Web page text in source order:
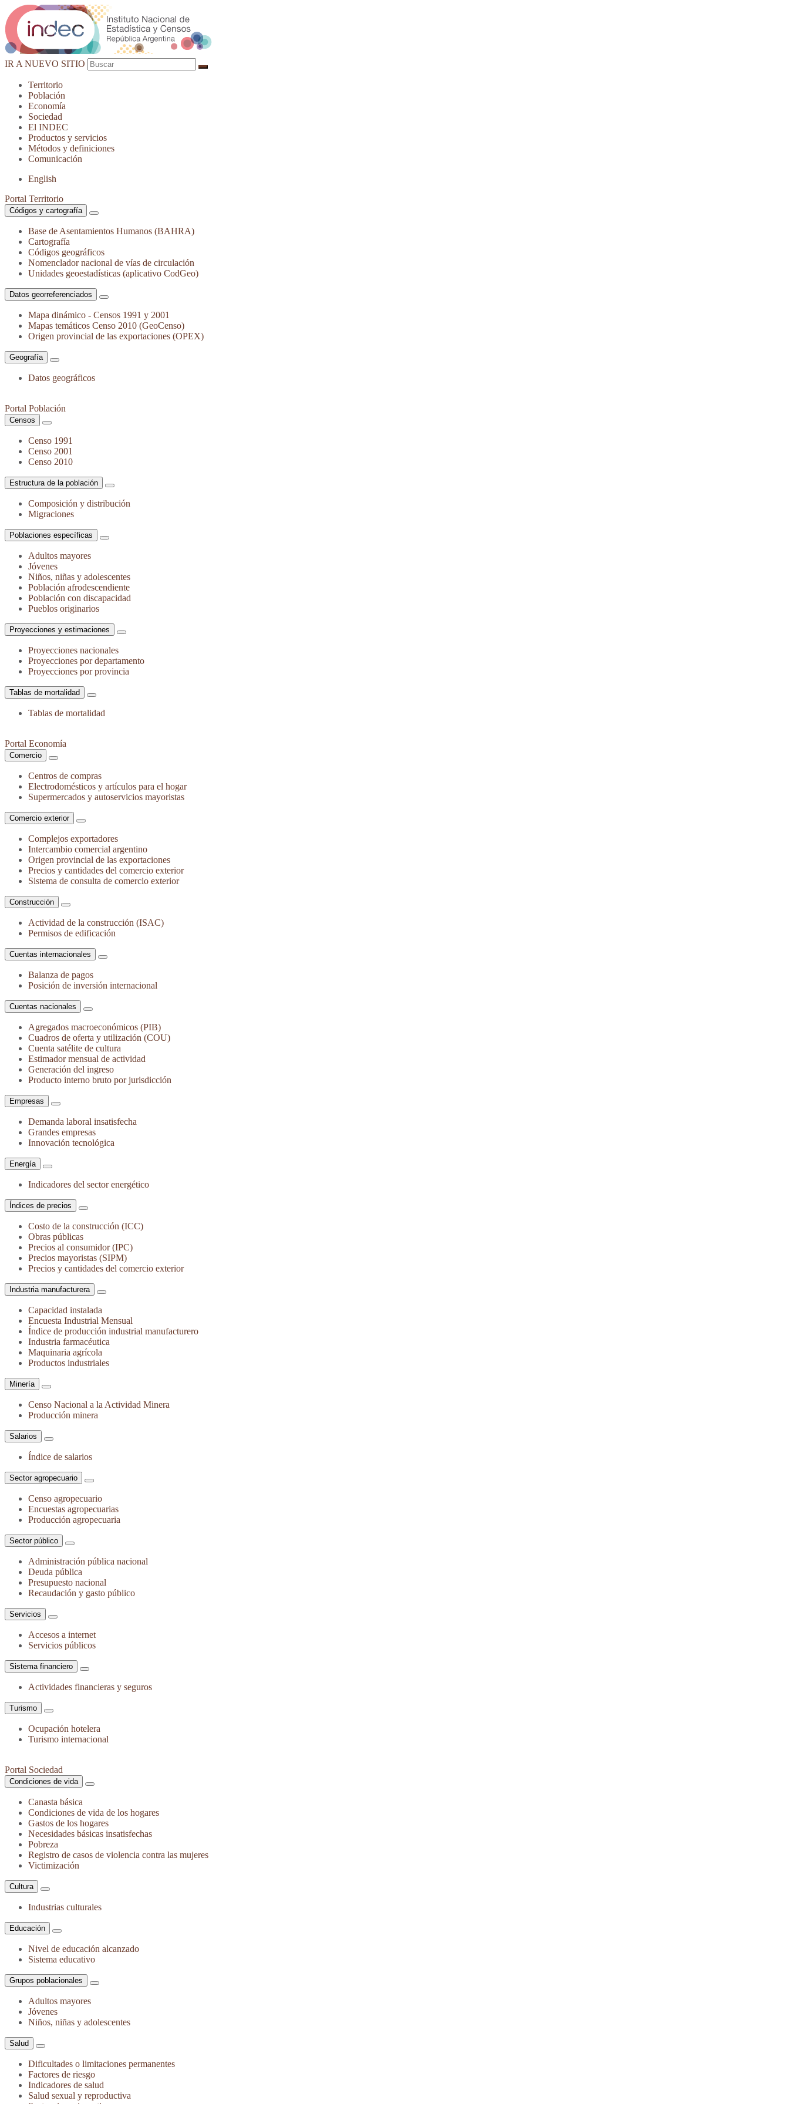
IR A NUEVO SITIO
Territorio
Población
Economía
Sociedad
El INDEC
Productos y servicios
Métodos y definiciones
Comunicación
English
Portal Territorio
Códigos y cartografía
Base de Asentamientos Humanos (BAHRA)
Cartografía
Códigos geográficos
Nomenclador nacional de vías de circulación
Unidades geoestadísticas (aplicativo CodGeo)
Datos georreferenciados
Mapa dinámico - Censos 1991 y 2001
Mapas temáticos Censo 2010 (GeoCenso)
Origen provincial de las exportaciones (OPEX)
Geografía
Datos geográficos
Portal Población
Censos
Censo 1991
Censo 2001
Censo 2010
Estructura de la población
Composición y distribución
Migraciones
Poblaciones específicas
Adultos mayores
Jóvenes
Niños, niñas y adolescentes
Población afrodescendiente
Población con discapacidad
Pueblos originarios
Proyecciones y estimaciones
Proyecciones nacionales
Proyecciones por departamento
Proyecciones por provincia
Tablas de mortalidad
Tablas de mortalidad
Portal Economía
Comercio
Centros de compras
Electrodomésticos y artículos para el hogar
Supermercados y autoservicios mayoristas
Comercio exterior
Complejos exportadores
Intercambio comercial argentino
Origen provincial de las exportaciones
Precios y cantidades del comercio exterior
Sistema de consulta de comercio exterior
Construcción
Actividad de la construcción (ISAC)
Permisos de edificación
Cuentas internacionales
Balanza de pagos
Posición de inversión internacional
Cuentas nacionales
Agregados macroeconómicos (PIB)
Cuadros de oferta y utilización (COU)
Cuenta satélite de cultura
Estimador mensual de actividad
Generación del ingreso
Producto interno bruto por jurisdicción
Empresas
Demanda laboral insatisfecha
Grandes empresas
Innovación tecnológica
Energía
Indicadores del sector energético
Índices de precios
Costo de la construcción (ICC)
Obras públicas
Precios al consumidor (IPC)
Precios mayoristas (SIPM)
Precios y cantidades del comercio exterior
Industria manufacturera
Capacidad instalada
Encuesta Industrial Mensual
Índice de producción industrial manufacturero
Industria farmacéutica
Maquinaria agrícola
Productos industriales
Minería
Censo Nacional a la Actividad Minera
Producción minera
Salarios
Índice de salarios
Sector agropecuario
Censo agropecuario
Encuestas agropecuarias
Producción agropecuaria
Sector público
Administración pública nacional
Deuda pública
Presupuesto nacional
Recaudación y gasto público
Servicios
Accesos a internet
Servicios públicos
Sistema financiero
Actividades financieras y seguros
Turismo
Ocupación hotelera
Turismo internacional
Portal Sociedad
Condiciones de vida
Canasta básica
Condiciones de vida de los hogares
Gastos de los hogares
Necesidades básicas insatisfechas
Pobreza
Registro de casos de violencia contra las mujeres
Victimización
Cultura
Industrias culturales
Educación
Nivel de educación alcanzado
Sistema educativo
Grupos poblacionales
Adultos mayores
Jóvenes
Niños, niñas y adolescentes
Salud
Dificultades o limitaciones permanentes
Factores de riesgo
Indicadores de salud
Salud sexual y reproductiva